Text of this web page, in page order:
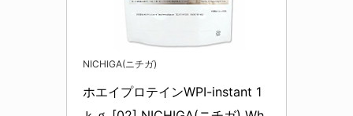
NICHIGA(ニチガ)
ホエイプロテインWPI-instant 1